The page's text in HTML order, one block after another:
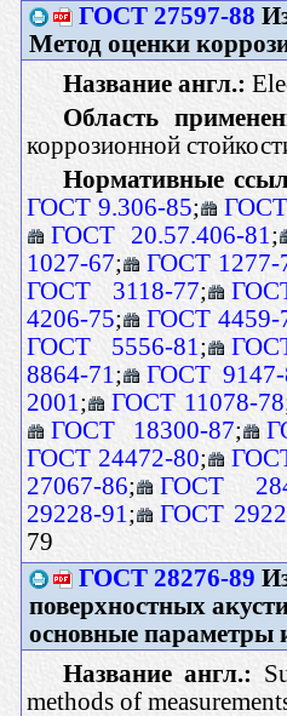
ГОСТ 27597-88
Метод оценки
Название англ.:
Область
коррозионной
Нормативные
ГОСТ 9.306-85;
ГОСТ
ГОСТ 20.57.406-81 ;
1027-67;
ГОСТ 1277-
ГОСТ 3118-77;
4206-75;
ГОСТ 4459-
ГОСТ 5556-81 ;
8864-71 ;
ГОСТ 9147-
2001 ; ГОСТ 11078-78
ГОСТ 18300-87;
ГОСТ 24472-80;
27067-86;
ГОСТ
29228-91 ;
ГОСТ
79
ГОСТ 28276-89
поверхностных
основные параметры
Название англ.:
methods of